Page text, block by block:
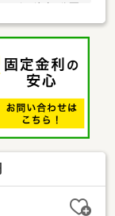
ビニ徒歩3分圏
検討可能です